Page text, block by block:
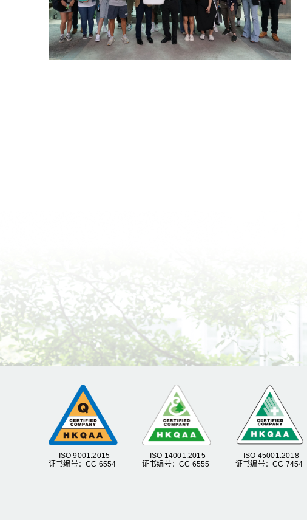
ISO 9001:2015
证书编号：CC 6554
ISO 14001:2015
证书编号：CC 6555
ISO 45001:2018
证书编号：CC 7454